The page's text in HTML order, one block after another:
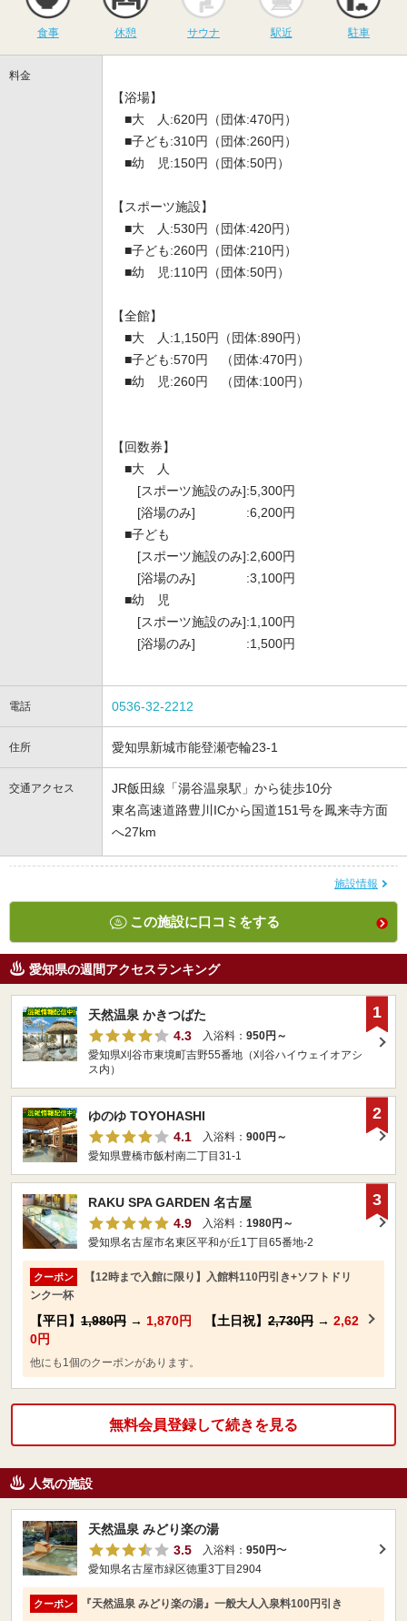
食事 休憩 サウナ 駅近 駐車
料金
【浴場】
■大 人:620円（団体:470円）
■子ども:310円（団体:260円）
■幼 児:150円（団体:50円）
【スポーツ施設】
■大 人:530円（団体:420円）
■子ども:260円（団体:210円）
■幼 児:110円（団体:50円）
【全館】
■大 人:1,150円（団体:890円）
■子ども:570円 （団体:470円）
■幼 児:260円 （団体:100円）
【回数券】
■大 人
[スポーツ施設のみ]:5,300円
[浴場のみ] :6,200円
■子ども
[スポーツ施設のみ]:2,600円
[浴場のみ] :3,100円
■幼 児
[スポーツ施設のみ]:1,100円
[浴場のみ] :1,500円
電話 0536-32-2212
住所 愛知県新城市能登瀬壱輪23-1
交通アクセス
JR飯田線「湯谷温泉駅」から徒歩10分
東名高速道路豊川ICから国道151号を鳳来寺方面
へ27km
施設情報
この施設に口コミをする
愛知県の週間アクセスランキング
天然温泉 かきつばた
4.3
入浴料： 950円～
愛知県刈谷市東境町吉野55番地（刈谷ハイウェイオアシ
ス内）
1
ゆのゆ TOYOHASHI
4.1
入浴料： 900円～
愛知県豊橋市飯村南二丁目31-1
2
RAKU SPA GARDEN 名古屋
4.9
入浴料： 1980円～
愛知県名古屋市名東区平和が丘1丁目65番地-2
クーポン
【12時まで入館に限り】入館料110円引き+ソフトドリ
ンク一杯
【平日】 1,980円 → 1,870円 【土日祝】 2,730円 → 2,62
0円
他にも1個のクーポンがあります。
3
無料会員登録して続きを見る
人気の施設
天然温泉 みどり楽の湯
3.5
入浴料： 950円〜
愛知県名古屋市緑区徳重3丁目2904
クーポン 『天然温泉 みどり楽の湯』一般大人入泉料100円引き